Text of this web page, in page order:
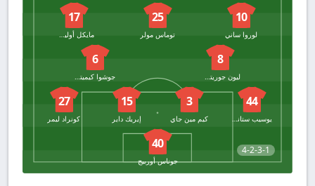
4-2-3-1
10
لوروا ساني
25
توماس مولر
17
مايكل أوليسي
8
ليون جوريتسكا
6
جوشوا كيميتش
44
يوسيب ستانشيتش
3
كيم مين جاي
15
إيريك داير
27
كونراد ليمر
40
جوناس أوربيج